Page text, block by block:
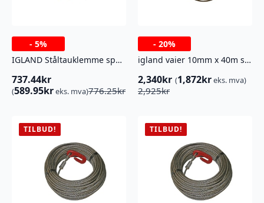
- 5%
IGLAND Ståltauklemme spesial 9-10 MM
776.25kr
Opprinnelig
776.25kr.
737.44kr
Nåværende
737.44kr.
(589.95kreks. mva)
- 20%
igland vaier 10mm x 40m ståltau
2,925kr
Opprinnelig
2,925kr.
2,340kr
Nåværende
2,340kr.
(1,872kreks. mva)
TILBUD! TILBUD!